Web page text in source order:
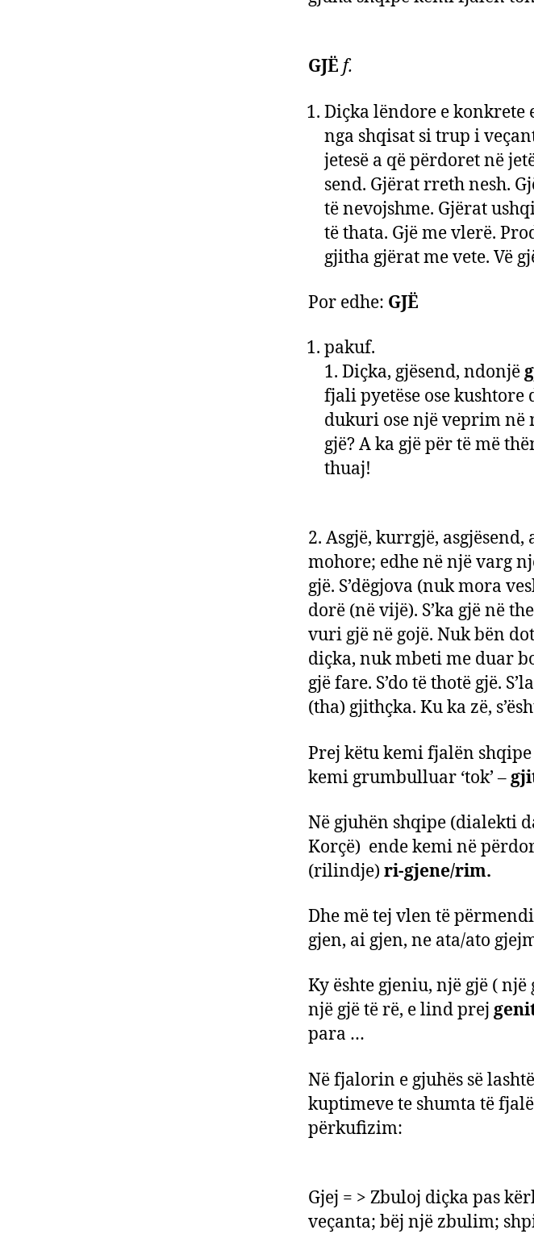
GJË f.
Diçka lëndore e konkrete
nga shqisat si trup i
jetesë a që përdoret në
send. Gjërat rreth nesh.
të nevojshme. Gjërat
të thata. Gjë me vlerë.
gjitha gjërat me vete. Vë
Por edhe: GJË
pakuf.
1. Diçka, gjësend, ndonjë
fjali pyetëse ose kushtore
dukuri ose një veprim në
gjë? A ka gjë për të më
thuaj!
2. Asgjë, kurrgjë,
mohore; edhe në një varg
gjë. S’dëgjova (nuk mora
dorë (në vijë). S’ka gjë në
vuri gjë në gojë. Nuk bën
diçka, nuk mbeti me duar
gjë fare. S’do të thotë gjë.
(tha) gjithçka. Ku ka zë,
Prej këtu kemi fjalën
kemi grumbulluar ‘tok’ –
Në gjuhën shqipe (dialekti
Korçë) ende kemi në
(rilindje) ri-gjene/rim.
Dhe më tej vlen të
gjen, ai gjen, ne ata/ato
Ky ështe gjeniu, një gjë (
një gjë të rë, e lind prej
para …
Në fjalorin e gjuhës së
kuptimeve te shumta të
përkufizim:
Gjej = > Zbuloj diçka pas
veçanta; bëj një zbulim;